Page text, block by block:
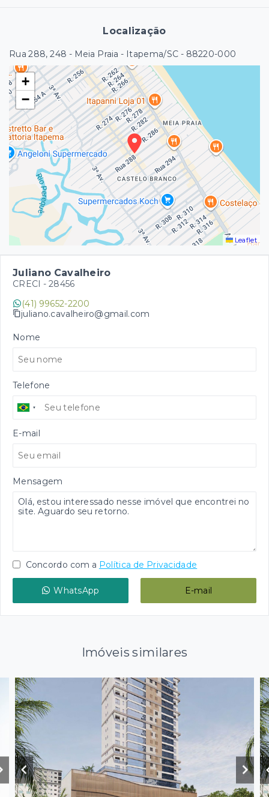
Localização
Rua 288, 248 - Meia Praia - Itapema/SC - 88220-000
+
−
Leaflet
Juliano Cavalheiro
CRECI - 28456
(41) 99652-2200
juliano.cavalheiro@gmail.com
Nome
Telefone
E-mail
Mensagem
Concordo com a Política de Privacidade
WhatsApp E-mail
Imóveis similares